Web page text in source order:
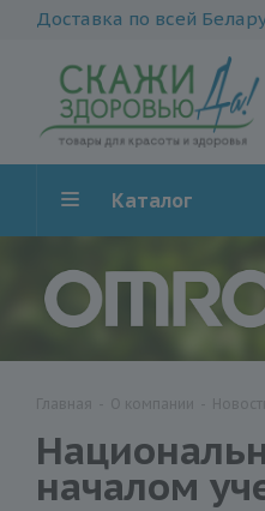
Доставка по всей
Каталог
началом